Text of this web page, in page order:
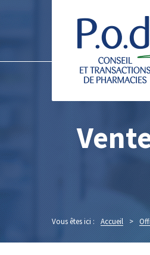
Vous êtes ici : Accueil >